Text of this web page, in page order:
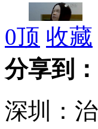
6岁女童遭父亲
美国九旬老妇
0顶 收藏
分享到：
深圳：